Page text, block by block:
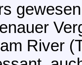
River